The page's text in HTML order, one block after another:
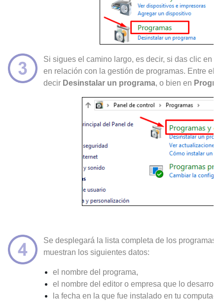
Si sigues el camino largo, es decir, si das clic en
en relación con la gestión de programas. Entre
decir Desinstalar un programa, o bien en
Se desplegará la lista completa de los
muestran los siguientes datos:
el nombre del programa,
el nombre del editor o empresa que lo
la fecha en la que fue instalado en tu